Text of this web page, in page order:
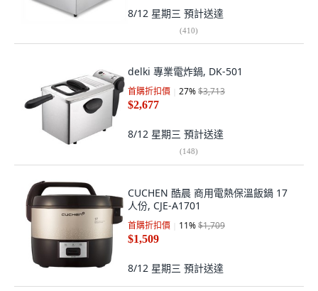
8/12 星期三 預計送達
(410)
delki 專業電炸鍋, DK-501
首購折扣價 27%$3,713
$2,677
8/12 星期三 預計送達
(148)
CUCHEN 酷晨 商用電熱保溫飯鍋 17
人份, CJE-A1701
首購折扣價 11%$1,709
$1,509
8/12 星期三 預計送達